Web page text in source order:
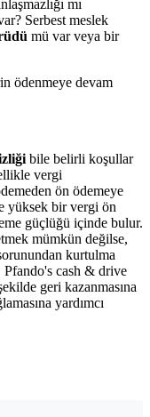
mı
Serbest meslek
mü var veya bir
ödenmeye devam
bile belirli koşullar
vergi
ön ödemeye
yüksek bir vergi ön
güçlüğü içinde bulur.
mümkün değilse,
kurtulma
Pfando's cash & drive
geri kazanmasına
yardımcı